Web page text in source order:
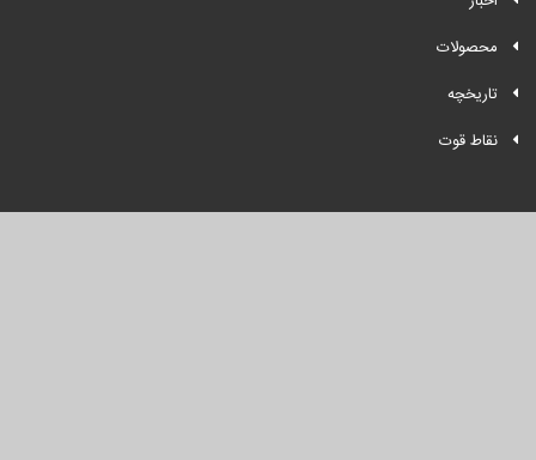
محصولات
تاریخچه
نقاط قوت